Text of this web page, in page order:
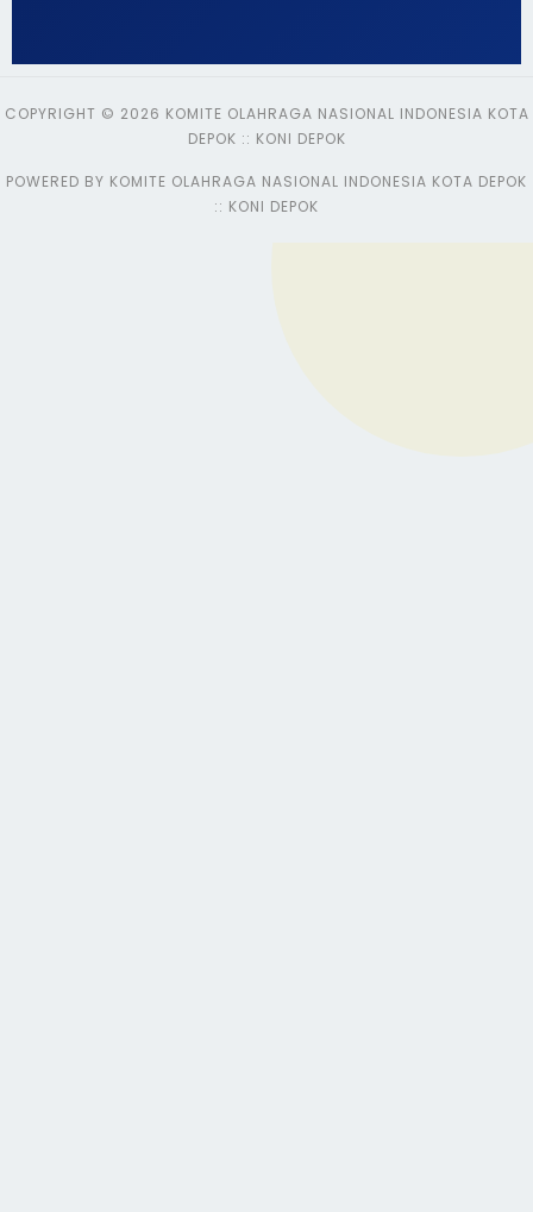
COPYRIGHT © 2026 KOMITE OLAHRAGA NASIONAL INDONESIA KOTA
DEPOK :: KONI DEPOK
POWERED BY KOMITE OLAHRAGA NASIONAL INDONESIA KOTA DEPOK
:: KONI DEPOK